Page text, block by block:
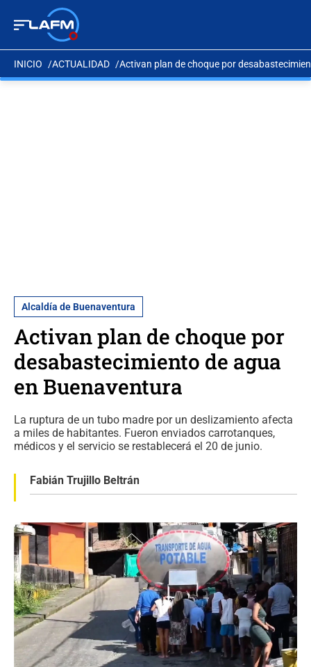
INICIO ACTUALIDAD Activan plan de choque por
Alcaldía de Buenaventura
Activan plan de choque por
desabastecimiento de agua
en Buenaventura
La ruptura de un tubo madre por un deslizamiento afecta
a miles de habitantes. Fueron enviados carrotanques,
médicos y el servicio se restablecerá el 20 de junio.
Fabián Trujillo Beltrán